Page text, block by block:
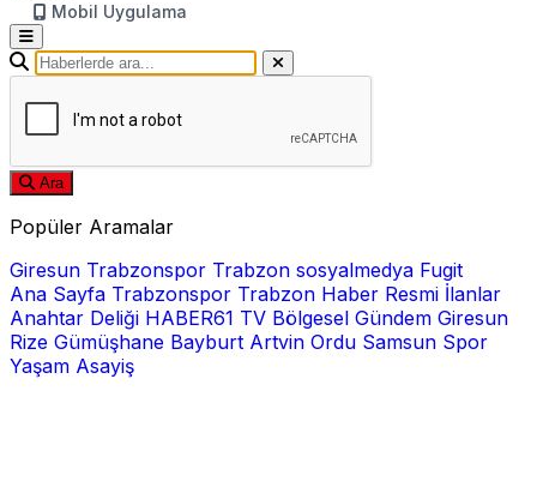
Mobil Uygulama
Ara
Popüler Aramalar
Giresun Trabzonspor Trabzon sosyalmedya Fugit
Ana Sayfa Trabzonspor Trabzon Haber Resmi İlanlar
Anahtar Deliği HABER61 TV Bölgesel Gündem Giresun
Rize Gümüşhane Bayburt Artvin Ordu Samsun Spor
Yaşam Asayiş